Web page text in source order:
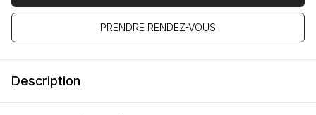
PRENDRE RENDEZ-VOUS
Description